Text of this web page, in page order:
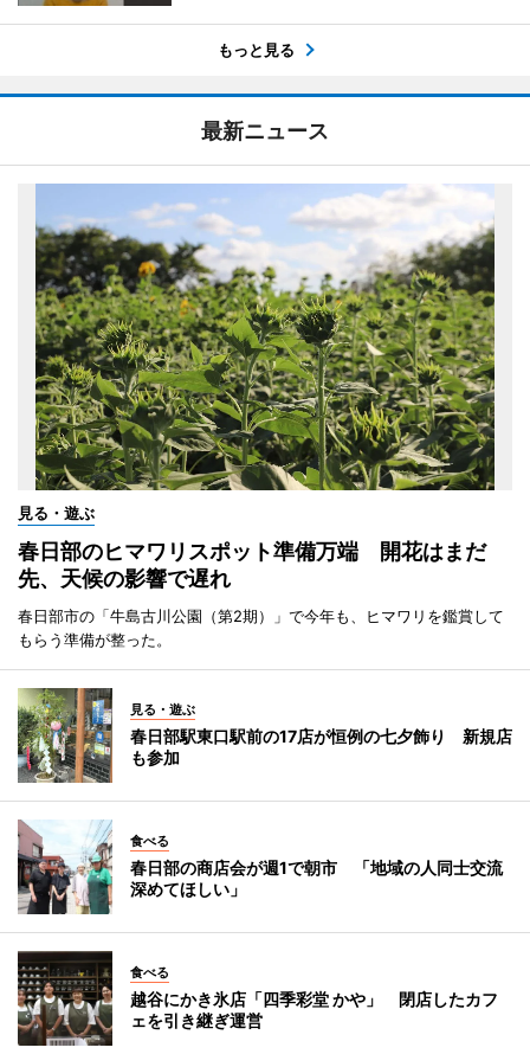
もっと見る
最新ニュース
見る・遊ぶ
春日部のヒマワリスポット準備万端 開花はまだ
先、天候の影響で遅れ
春日部市の「牛島古川公園（第2期）」で今年も、ヒマワリを鑑賞して
もらう準備が整った。
見る・遊ぶ
春日部駅東口駅前の17店が恒例の七夕飾り 新規店
も参加
食べる
春日部の商店会が週1で朝市 「地域の人同士交流
深めてほしい」
食べる
越谷にかき氷店「四季彩堂 かや」 閉店したカフ
ェを引き継ぎ運営